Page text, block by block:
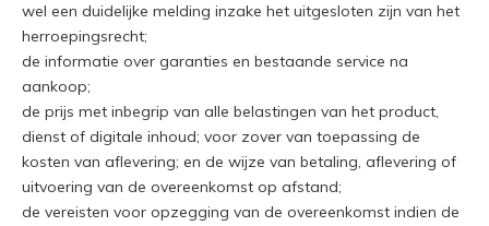
wel een duidelijke melding inzake het uitgesloten zijn van het
herroepingsrecht;
de informatie over garanties en bestaande service na
aankoop;
de prijs met inbegrip van alle belastingen van het product,
dienst of digitale inhoud; voor zover van toepassing de
kosten van aflevering; en de wijze van betaling, aflevering of
uitvoering van de overeenkomst op afstand;
de vereisten voor opzegging van de overeenkomst indien de